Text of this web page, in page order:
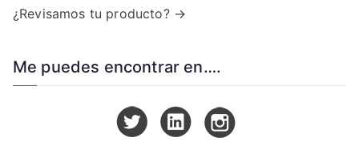
¿Revisamos tu producto? →
Me puedes encontrar en….